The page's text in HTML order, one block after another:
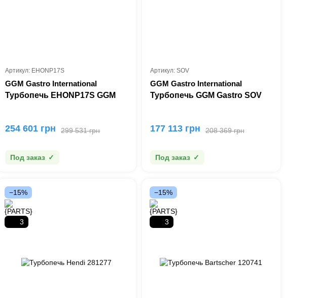
Артикул: EHONP17S
GGM Gastro International
(Германия)
Турбопечь EHONP17S GGM
299 531 грн
254 601 грн
Под заказ
Артикул: SOV
GGM Gastro International
(Германия)
Турбопечь GGM Gastro SOV
208 369 грн
177 113 грн
Под заказ
−15%
3
−15%
3